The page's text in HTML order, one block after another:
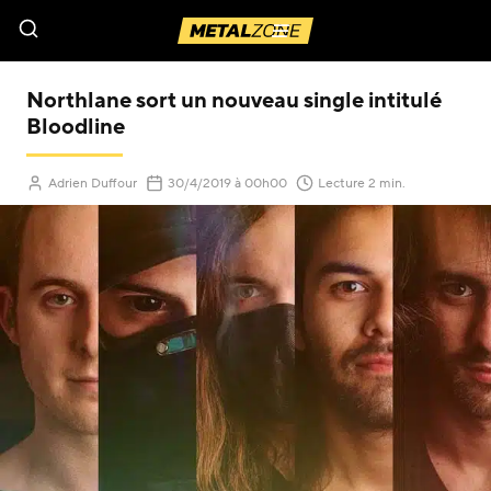
Menu
Northlane sort un nouveau single intitulé
Bloodline
Adrien Duffour 30/4/2019(Mis à jour le)
à 00h00 Lecture 2 min.